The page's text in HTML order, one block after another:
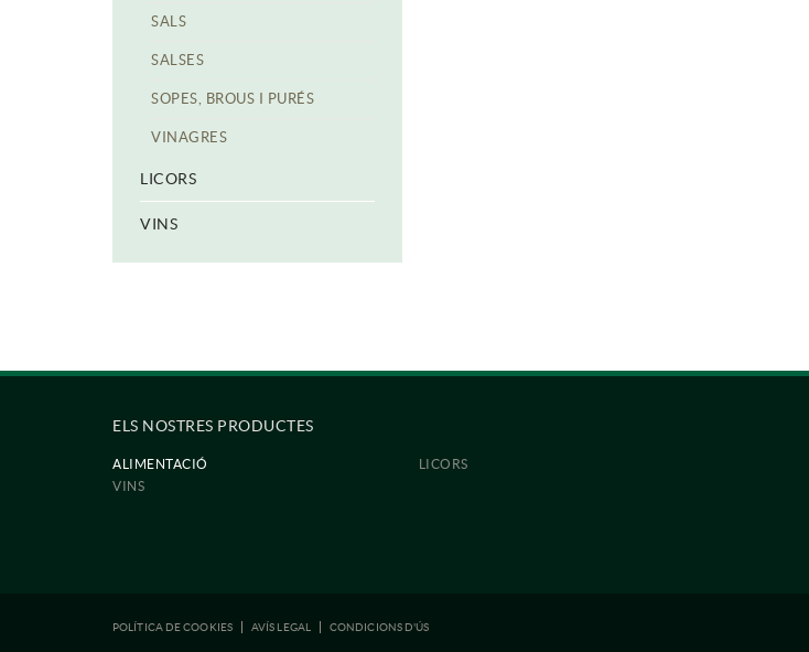
SALS
SALSES
SOPES, BROUS I PURÉS
VINAGRES
LICORS
VINS
ELS NOSTRES PRODUCTES
ALIMENTACIÓ
LICORS
VINS
POLÍTICA DE COOKIES AVÍS LEGAL CONDICIONS D'ÚS